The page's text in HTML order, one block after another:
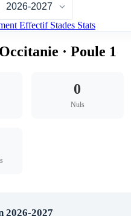
Effectif Stades Stats
· Poule 1
0
Nuls
2026-2027